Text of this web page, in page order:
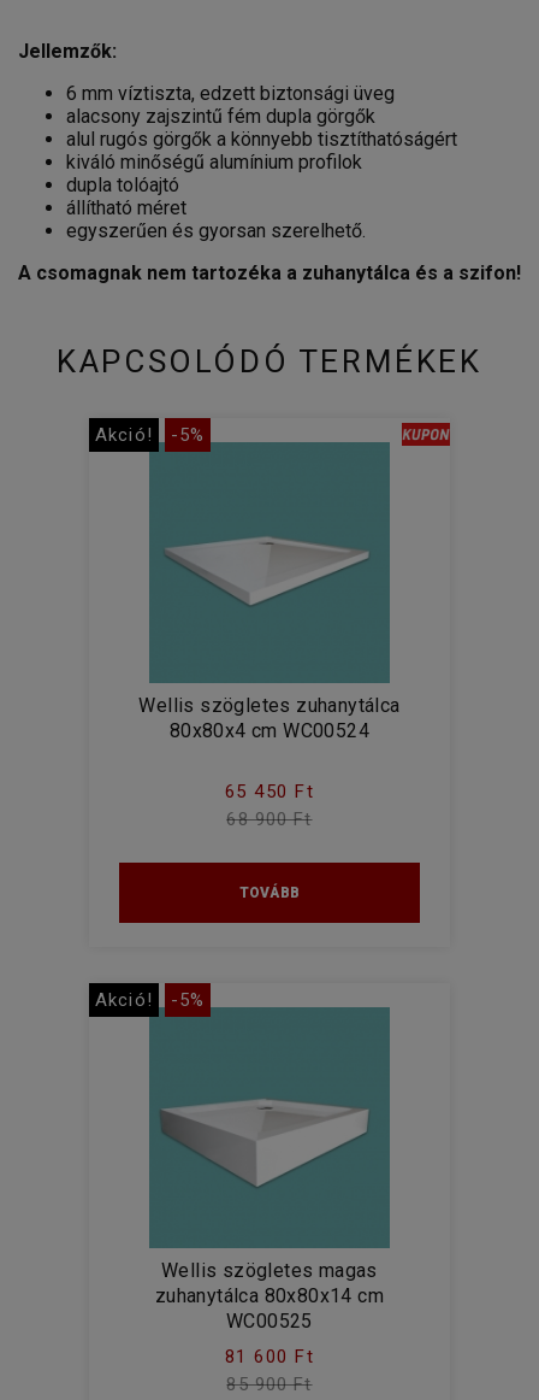
Jellemzők:
6 mm víztiszta, edzett biztonsági üveg
alacsony zajszintű fém dupla görgők
alul rugós görgők a könnyebb tisztíthatóságért
kiváló minőségű alumínium profilok
dupla tolóajtó
állítható méret
egyszerűen és gyorsan szerelhető.
A csomagnak nem tartozéka a zuhanytálca és a szifon!
KAPCSOLÓDÓ TERMÉKEK
Akció! -5%
Wellis szögletes zuhanytálca
80x80x4 cm WC00524
65 450 Ft
68 900 Ft
TOVÁBB
Akció! -5%
Wellis szögletes magas
zuhanytálca 80x80x14 cm
WC00525
81 600 Ft
85 900 Ft